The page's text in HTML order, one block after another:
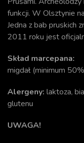
funkcji. W Olsztynie
Jedna z bab pruskich
2011 roku jest
Skład marcepana:
migdał (minimum
Alergeny: laktoza,
glutenu
UWAGA!